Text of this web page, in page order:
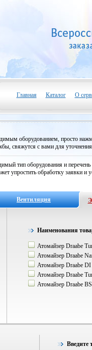
Главная Каталог О
оборудованием, просто
свяжутся с вами для
тип оборудования и
упростить обработку заявки и
Вентиляция
Наименования
Атомайзер Draabe
Атомайзер Draabe
Атомайзер Draabe
Атомайзер Draabe
Атомайзер Draabe
Введите